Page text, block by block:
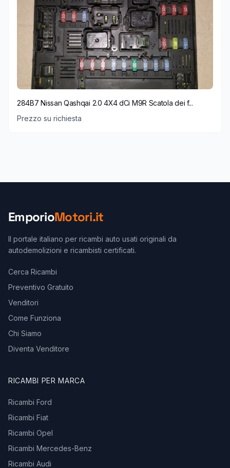
284B7 Nissan Qashqai 2.0 4X4 dCi M9R Scatola dei f...
Prezzo su richiesta
EmporioMotori.it
Il portale italiano per ricambi auto usati originali da
autodemolizioni e ricambisti certificati.
Cerca Ricambi
Preventivo Gratuito
Venditori
Come Funziona
Chi Siamo
Diventa Venditore
RICAMBI PER MARCA
Ricambi Ford
Ricambi Fiat
Ricambi Opel
Ricambi Mercedes-Benz
Ricambi Audi